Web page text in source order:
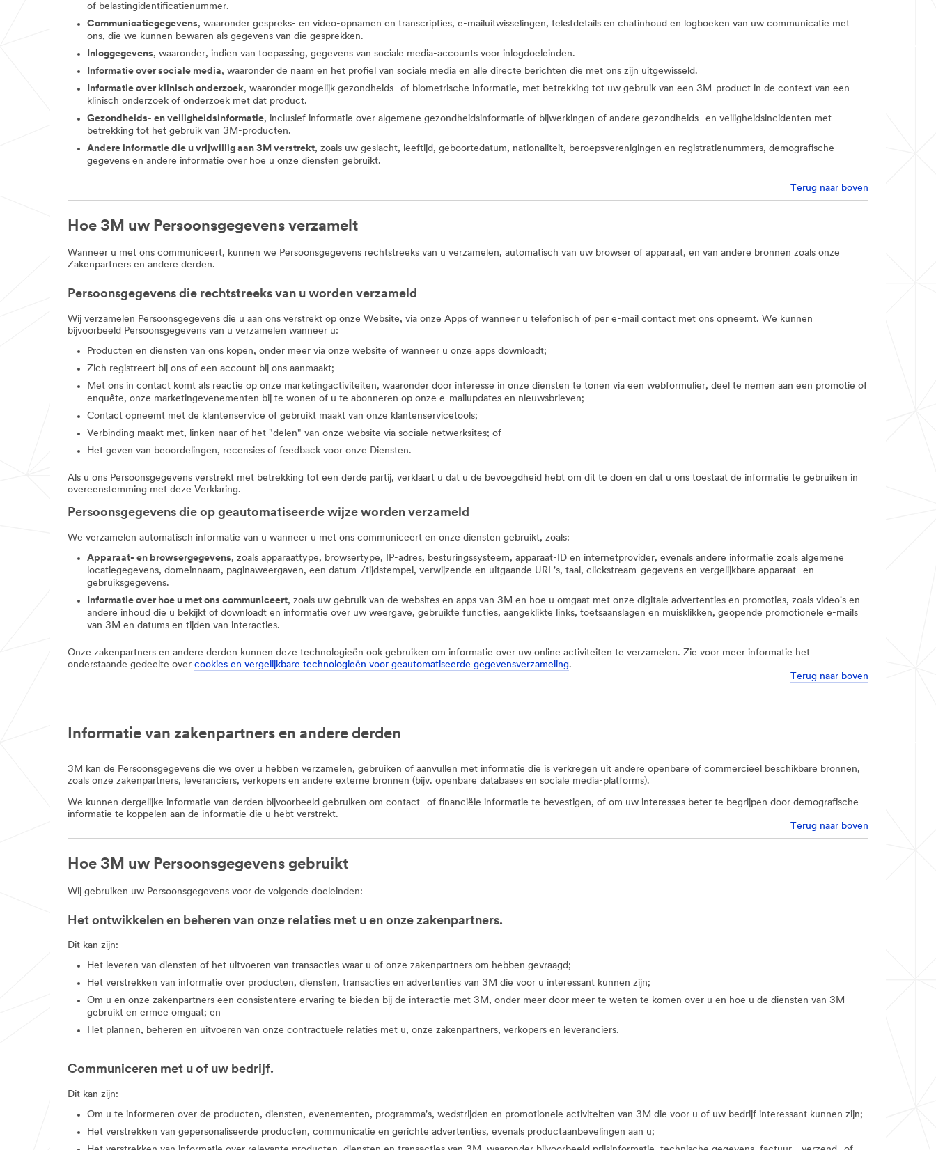
of belastingidentificatienummer.
Communicatiegegevens, waaronder gespreks- en video-opnamen en transcripties, e-mailuitwisselingen, tekstdetails en chatinhoud en logboeken van uw communicatie met
ons, die we kunnen bewaren als gegevens van die gesprekken.
Inloggegevens, waaronder, indien van toepassing, gegevens van sociale media-accounts voor inlogdoeleinden.
Informatie over sociale media, waaronder de naam en het profiel van sociale media en alle directe berichten die met ons zijn uitgewisseld.
Informatie over klinisch onderzoek, waaronder mogelijk gezondheids- of biometrische informatie, met betrekking tot uw gebruik van een 3M-product in de context van een
klinisch onderzoek of onderzoek met dat product.
Gezondheids- en veiligheidsinformatie, inclusief informatie over algemene gezondheidsinformatie of bijwerkingen of andere gezondheids- en veiligheidsincidenten met
betrekking tot het gebruik van 3M-producten.
Andere informatie die u vrijwillig aan 3M verstrekt, zoals uw geslacht, leeftijd, geboortedatum, nationaliteit, beroepsverenigingen en registratienummers, demografische
gegevens en andere informatie over hoe u onze diensten gebruikt.
Terug naar boven
Hoe 3M uw Persoonsgegevens verzamelt
Wanneer u met ons communiceert, kunnen we Persoonsgegevens rechtstreeks van u verzamelen, automatisch van uw browser of apparaat, en van andere bronnen zoals onze
Zakenpartners en andere derden.
Persoonsgegevens die rechtstreeks van u worden verzameld
Wij verzamelen Persoonsgegevens die u aan ons verstrekt op onze Website, via onze Apps of wanneer u telefonisch of per e-mail contact met ons opneemt. We kunnen
bijvoorbeeld Persoonsgegevens van u verzamelen wanneer u:
Producten en diensten van ons kopen, onder meer via onze website of wanneer u onze apps downloadt;
Zich registreert bij ons of een account bij ons aanmaakt;
Met ons in contact komt als reactie op onze marketingactiviteiten, waaronder door interesse in onze diensten te tonen via een webformulier, deel te nemen aan een promotie of
enquête, onze marketingevenementen bij te wonen of u te abonneren op onze e-mailupdates en nieuwsbrieven;
Contact opneemt met de klantenservice of gebruikt maakt van onze klantenservicetools;
Verbinding maakt met, linken naar of het "delen" van onze website via sociale netwerksites; of
Het geven van beoordelingen, recensies of feedback voor onze Diensten.
Als u ons Persoonsgegevens verstrekt met betrekking tot een derde partij, verklaart u dat u de bevoegdheid hebt om dit te doen en dat u ons toestaat de informatie te gebruiken in
overeenstemming met deze Verklaring.
Persoonsgegevens die op geautomatiseerde wijze worden verzameld
We verzamelen automatisch informatie van u wanneer u met ons communiceert en onze diensten gebruikt, zoals:
Apparaat- en browsergegevens, zoals apparaattype, browsertype, IP-adres, besturingssysteem, apparaat-ID en internetprovider, evenals andere informatie zoals algemene
locatiegegevens, domeinnaam, paginaweergaven, een datum-/tijdstempel, verwijzende en uitgaande URL's, taal, clickstream-gegevens en vergelijkbare apparaat- en
gebruiksgegevens.
Informatie over hoe u met ons communiceert, zoals uw gebruik van de websites en apps van 3M en hoe u omgaat met onze digitale advertenties en promoties, zoals video's en
andere inhoud die u bekijkt of downloadt en informatie over uw weergave, gebruikte functies, aangeklikte links, toetsaanslagen en muisklikken, geopende promotionele e-mails
van 3M en datums en tijden van interacties.
Onze zakenpartners en andere derden kunnen deze technologieën ook gebruiken om informatie over uw online activiteiten te verzamelen. Zie voor meer informatie het
onderstaande gedeelte over cookies en vergelijkbare technologieën voor geautomatiseerde gegevensverzameling.
Terug naar boven
Informatie van zakenpartners en andere derden
3M kan de Persoonsgegevens die we over u hebben verzamelen, gebruiken of aanvullen met informatie die is verkregen uit andere openbare of commercieel beschikbare bronnen,
zoals onze zakenpartners, leveranciers, verkopers en andere externe bronnen (bijv. openbare databases en sociale media-platforms).
We kunnen dergelijke informatie van derden bijvoorbeeld gebruiken om contact- of financiële informatie te bevestigen, of om uw interesses beter te begrijpen door demografische
informatie te koppelen aan de informatie die u hebt verstrekt.
Terug naar boven
Hoe 3M uw Persoonsgegevens gebruikt
Wij gebruiken uw Persoonsgegevens voor de volgende doeleinden:
Het ontwikkelen en beheren van onze relaties met u en onze zakenpartners.
Dit kan zijn:
Het leveren van diensten of het uitvoeren van transacties waar u of onze zakenpartners om hebben gevraagd;
Het verstrekken van informatie over producten, diensten, transacties en advertenties van 3M die voor u interessant kunnen zijn;
Om u en onze zakenpartners een consistentere ervaring te bieden bij de interactie met 3M, onder meer door meer te weten te komen over u en hoe u de diensten van 3M
gebruikt en ermee omgaat; en
Het plannen, beheren en uitvoeren van onze contractuele relaties met u, onze zakenpartners, verkopers en leveranciers.
Communiceren met u of uw bedrijf.
Dit kan zijn:
Om u te informeren over de producten, diensten, evenementen, programma's, wedstrijden en promotionele activiteiten van 3M die voor u of uw bedrijf interessant kunnen zijn;
Het verstrekken van gepersonaliseerde producten, communicatie en gerichte advertenties, evenals productaanbevelingen aan u;